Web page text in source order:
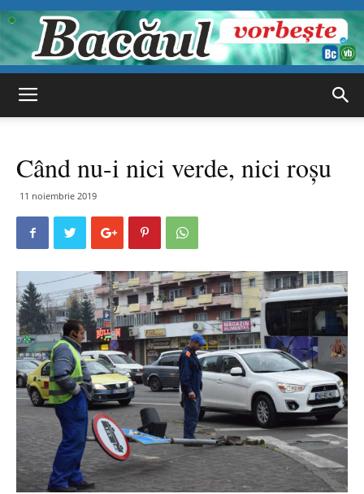
vorbește
Când nu-i nici verde, nici roșu
11 noiembrie 2019